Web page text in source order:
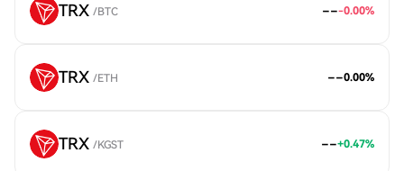
TRX /BTC ---0.00%
TRX /ETH --0.00%
TRX /KGST --+0.47%